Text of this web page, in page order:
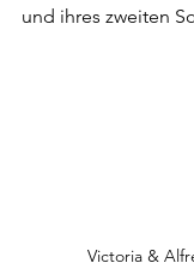
und ihres zweiten
Victoria &